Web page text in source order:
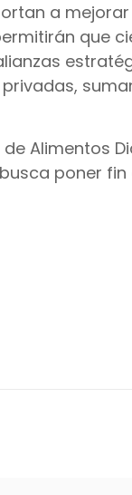
a
que
Alimentos
poner